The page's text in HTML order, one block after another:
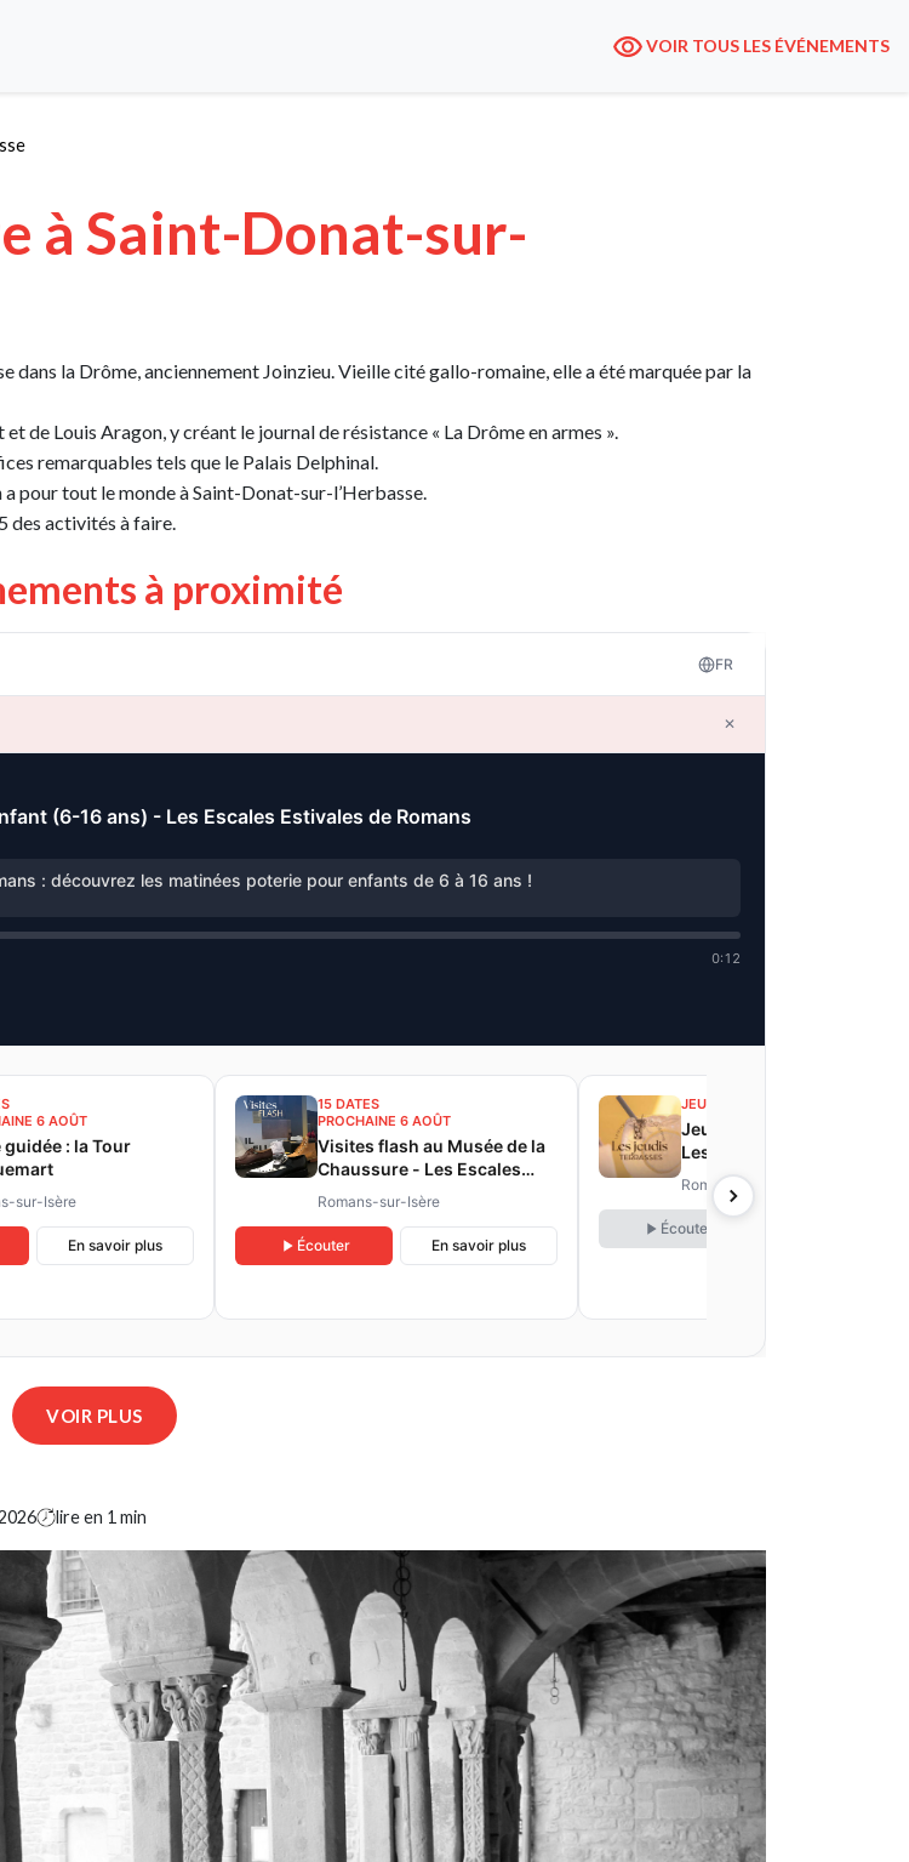
VOIR TOUS LES ÉVÉNEMENTS
à Saint-Donat-sur-
la Drôme, anciennement Joinzieu. Vieille cité gallo-romaine, elle a été marquée par la
de Louis Aragon, y créant le journal de résistance « La Drôme en armes ».
remarquables tels que le Palais Delphinal.
pour tout le monde à Saint-Donat-sur-l’Herbasse.
des activités à faire.
à proximité
FR
✕
(6-16 ans) - Les Escales Estivales de Romans
: découvrez les matinées poterie pour enfants de 6 à 16 ans !
0:12
6 AOÛT
: la Tour
sur-Isère
En savoir plus
15 DATES
PROCHAINE 6 AOÛT
Visites flash au Musée de la
Chaussure - Les Escales
Estivales de Romans
Romans-sur-Isère
Écouter En savoir plus
JEU. 6 AOÛT
Jeudi Terrasse du 6 Août -
Les Escales Estivales de
Romans
Romans-sur-Isère
Écouter
VOIR PLUS
lire en 1 min